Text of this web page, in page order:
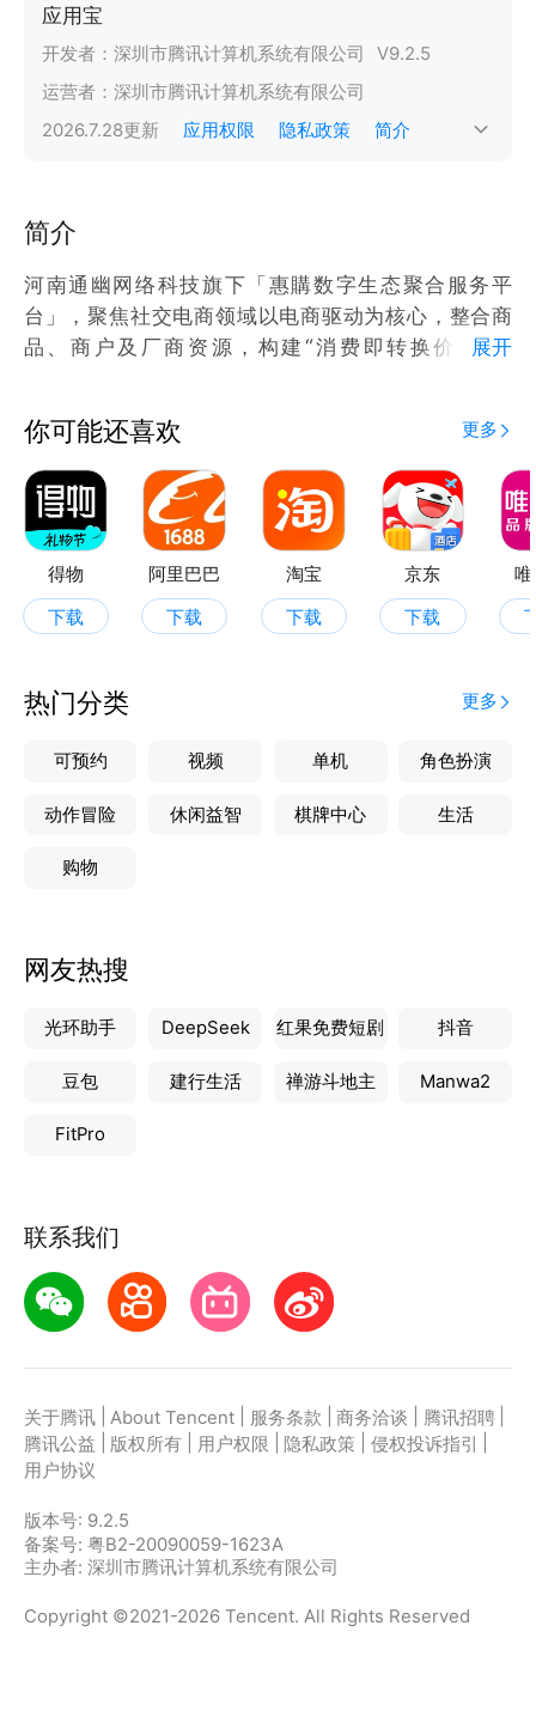
应用宝
开发者： 深圳市腾讯计算机系统有限公司 V9.2.5
运营者： 深圳市腾讯计算机系统有限公司
2026.7.28更新 应用权限 隐私政策 简介
简介
河南通幽网络科技旗下「惠購数字生态聚合服务平
台」，聚焦社交电商领域以电商驱动为核心，整合商
品、商户及厂商资源，构建“消费即转换价值”的
态。
展开
你可能还喜欢 更多
得物
下载
阿里巴巴
下载
淘宝
下载
京东
下载
热门分类 更多
可预约 视频 单机 角色扮演
动作冒险 休闲益智 棋牌中心 生活
购物
网友热搜
光环助手 DeepSeek 红果免费短剧 抖音
豆包 建行生活 禅游斗地主 Manwa2
FitPro
联系我们
关于腾讯 About Tencent 服务条款 商务洽谈 腾讯招聘
腾讯公益
版权所有 用户权限 隐私政策 侵权投诉指引
用户协议
版本号: 9.2.5
备案号: 粤B2-20090059-1623A
主办者: 深圳市腾讯计算机系统有限公司
Copyright ©2021-2026 Tencent. All Rights Reserved